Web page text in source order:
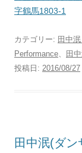
字鶴馬1803-1
カテゴリー: 田
Performance
田
投稿日: 2016/08/27
田中泯(ダ